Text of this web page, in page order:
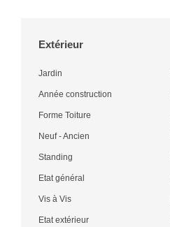
Extérieur
Jardin
Année construction
Forme Toiture
Neuf - Ancien
Standing
Etat général
Vis à Vis
Etat extérieur